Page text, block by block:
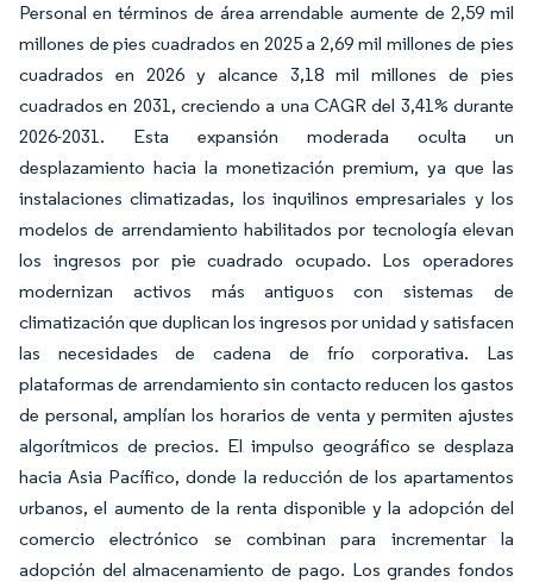
Personal en términos de área arrendable aumente de 2,59 mil
millones de pies cuadrados en 2025 a 2,69 mil millones de pies
cuadrados en 2026 y alcance 3,18 mil millones de pies
cuadrados en 2031, creciendo a una CAGR del 3,41% durante
2026-2031. Esta expansión moderada oculta un
desplazamiento hacia la monetización premium, ya que las
instalaciones climatizadas, los inquilinos empresariales y los
modelos de arrendamiento habilitados por tecnología elevan
los ingresos por pie cuadrado ocupado. Los operadores
modernizan activos más antiguos con sistemas de
climatización que duplican los ingresos por unidad y satisfacen
las necesidades de cadena de frío corporativa. Las
plataformas de arrendamiento sin contacto reducen los gastos
de personal, amplían los horarios de venta y permiten ajustes
algorítmicos de precios. El impulso geográfico se desplaza
hacia Asia Pacífico, donde la reducción de los apartamentos
urbanos, el aumento de la renta disponible y la adopción del
comercio electrónico se combinan para incrementar la
adopción del almacenamiento de pago. Los grandes fondos